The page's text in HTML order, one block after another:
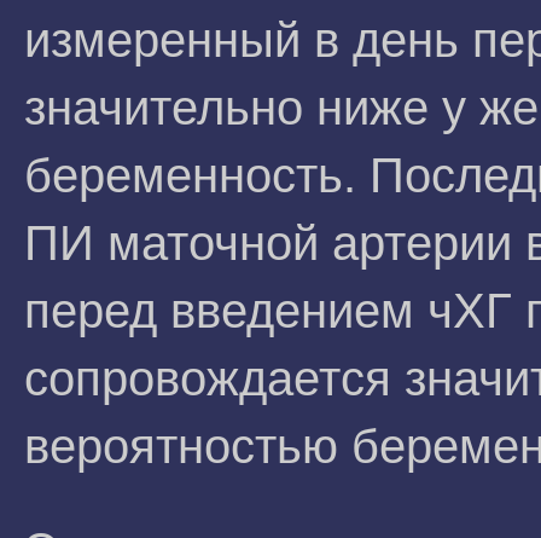
измеренный в день
значительно ниже у
беременность.
ПИ маточной артерии
перед введением чХГ
сопровождается
вероятностью